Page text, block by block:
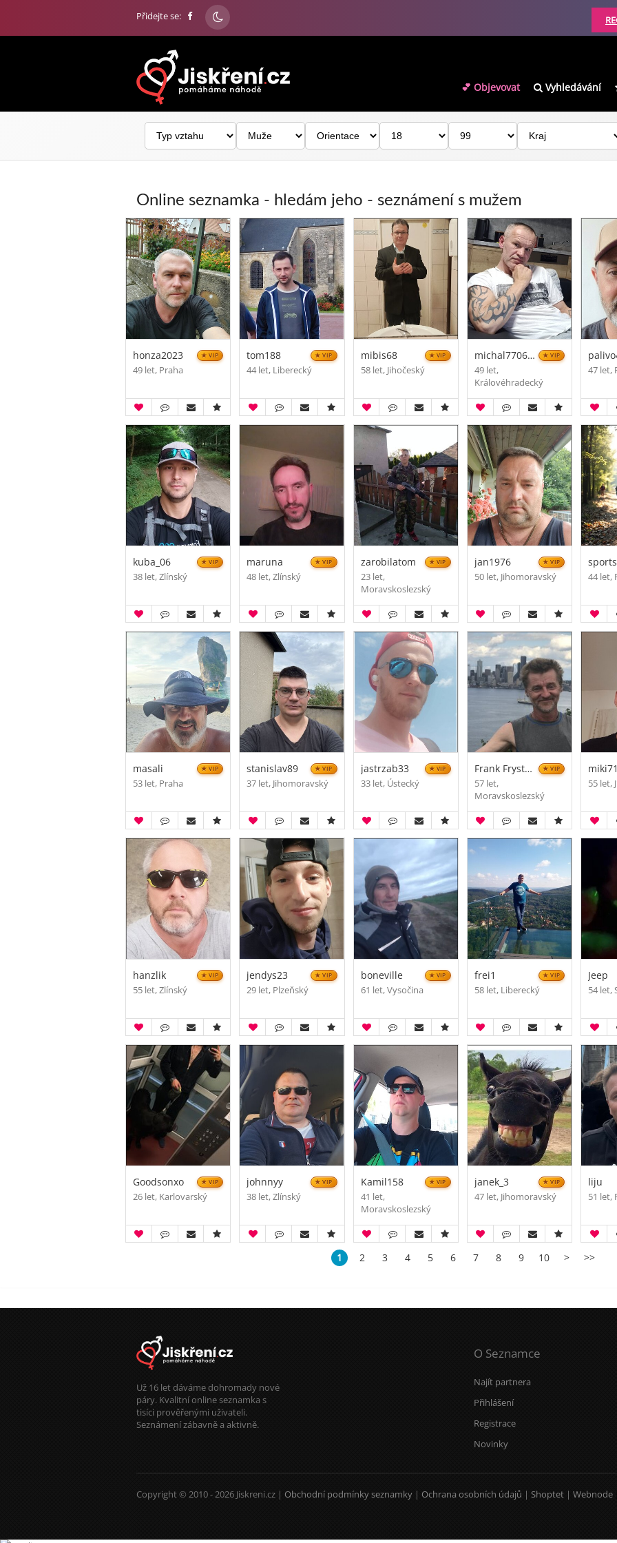
Přidejte se:
💕 Objevovat Vyhledávání
Online seznamka - hledám jeho - seznámení s mužem
honza2023 VIP
49 let, Praha
tom188 VIP
44 let, Liberecký
mibis68 VIP
58 let, Jihočeský
michal770626 VIP
49 let,
Královéhradecký
47 let,
kuba_06 VIP
38 let, Zlínský
maruna VIP
48 let, Zlínský
zarobilatom VIP
23 let,
Moravskoslezský
jan1976 VIP
50 let, Jihomoravský 44 let,
masali VIP
53 let, Praha
stanislav89 VIP
37 let, Jihomoravský
jastrzab33 VIP
33 let, Ústecký
Frank Frystacky VIP
57 let,
Moravskoslezský
miki71
55 let,
hanzlik VIP
55 let, Zlínský
jendys23 VIP
29 let, Plzeňský
boneville VIP
61 let, Vysočina
frei1 VIP
58 let, Liberecký
Jeep
54 let,
Goodsonxo VIP
26 let, Karlovarský
johnnyy VIP
38 let, Zlínský
Kamil158 VIP
41 let,
Moravskoslezský
janek_3 VIP
47 let, Jihomoravský
liju
51 let,
1 2 3 4 5 6 7 8 9 10 > >>
Už 16 let dáváme dohromady nové
páry. Kvalitní online seznamka s
tisíci prověřenými uživateli.
Seznámení zábavně a aktivně.
O Seznamce
Najít partnera
Přihlášení
Registrace
Novinky
Copyright © 2010 - 2026 Jiskreni.cz | Obchodní podmínky seznamky | Ochrana osobních údajů | Shoptet | Webnode